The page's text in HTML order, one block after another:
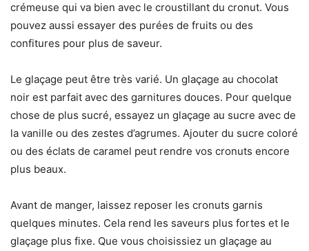
crémeuse qui va bien avec le croustillant du cronut. Vous
pouvez aussi essayer des purées de fruits ou des
confitures pour plus de saveur.
Le glaçage peut être très varié. Un glaçage au chocolat
noir est parfait avec des garnitures douces. Pour quelque
chose de plus sucré, essayez un glaçage au sucre avec de
la vanille ou des zestes d’agrumes. Ajouter du sucre coloré
ou des éclats de caramel peut rendre vos cronuts encore
plus beaux.
Avant de manger, laissez reposer les cronuts garnis
quelques minutes. Cela rend les saveurs plus fortes et le
glaçage plus fixe. Que vous choisissiez un glaçage au